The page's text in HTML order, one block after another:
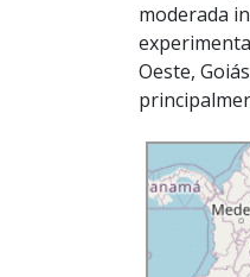
moderada
Oeste,